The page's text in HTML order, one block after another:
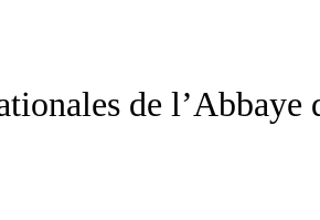
de l’Abbaye